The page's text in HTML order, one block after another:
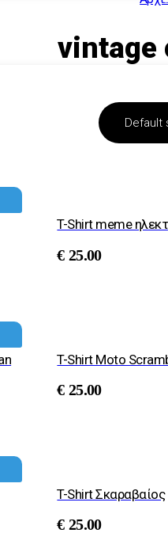
vintage
T-Shirt meme
€ 25.00
T-Shirt Moto
€ 25.00
T-Shirt Σκαραβαίος
€ 25.00